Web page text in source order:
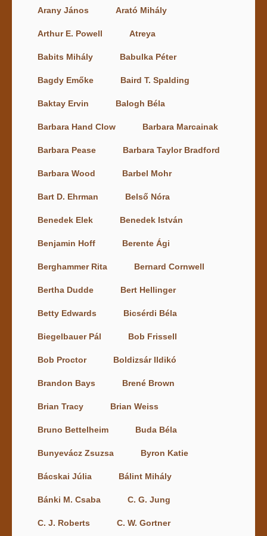
Arany János Arató Mihály
Arthur E. Powell Atreya
Babits Mihály Babulka Péter
Bagdy Emőke Baird T. Spalding
Baktay Ervin Balogh Béla
Barbara Hand Clow Barbara Marcainak
Barbara Pease Barbara Taylor Bradford
Barbara Wood Barbel Mohr
Bart D. Ehrman Belső Nóra
Benedek Elek Benedek István
Benjamin Hoff Berente Ági
Berghammer Rita Bernard Cornwell
Bertha Dudde Bert Hellinger
Betty Edwards Bicsérdi Béla
Biegelbauer Pál Bob Frissell
Bob Proctor Boldizsár Ildikó
Brandon Bays Brené Brown
Brian Tracy Brian Weiss
Bruno Bettelheim Buda Béla
Bunyevácz Zsuzsa Byron Katie
Bácskai Júlia Bálint Mihály
Bánki M. Csaba C. G. Jung
C. J. Roberts C. W. Gortner